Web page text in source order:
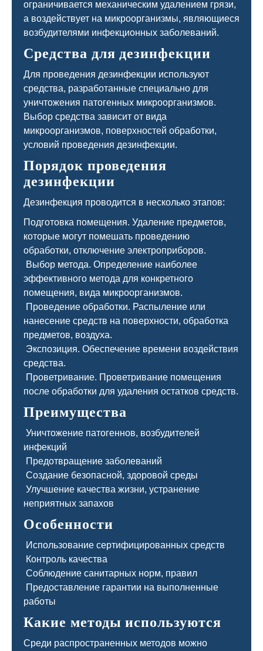
ограничивается механическим удалением грязи,
а воздействует на микроорганизмы, являющиеся
возбудителями инфекционных заболеваний.
Средства для дезинфекции
Для проведения дезинфекции используют
средства, разработанные специально для
уничтожения патогенных микроорганизмов.
Выбор средства зависит от вида
микроорганизмов, поверхностей обработки,
условий проведения дезинфекции.
Порядок проведения
дезинфекции
Дезинфекция проводится в несколько этапов:
Подготовка помещения. Удаление предметов,
которые могут помешать проведению
обработки, отключение электроприборов.
Выбор метода. Определение наиболее
эффективного метода для конкретного
помещения, вида микроорганизмов.
Проведение обработки. Распыление или
нанесение средств на поверхности, обработка
предметов, воздуха.
Экспозиция. Обеспечение времени воздействия
средства.
Проветривание. Проветривание помещения
после обработки для удаления остатков средств.
Преимущества
Уничтожение патогеннов, возбудителей
инфекций
Предотвращение заболеваний
Создание безопасной, здоровой среды
Улучшение качества жизни, устранение
неприятных запахов
Особенности
Использование сертифицированных средств
Контроль качества
Соблюдение санитарных норм, правил
Предоставление гарантии на выполненные
работы
Какие методы используются
Среди распространенных методов можно